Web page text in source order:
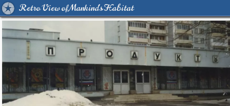
Retro View of Mankind's Habitat